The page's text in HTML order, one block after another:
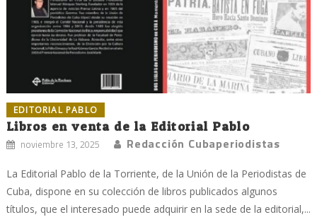
EDITORIAL PABLO
Libros en venta de la Editorial Pablo
noviembre 13, 2025 Redacción Cubaperiodistas
La Editorial Pablo de la Torriente, de la Unión de la Periodistas de
Cuba, dispone en su colección de libros publicados algunos
títulos, que el interesado puede adquirir en la sede de la editorial,...